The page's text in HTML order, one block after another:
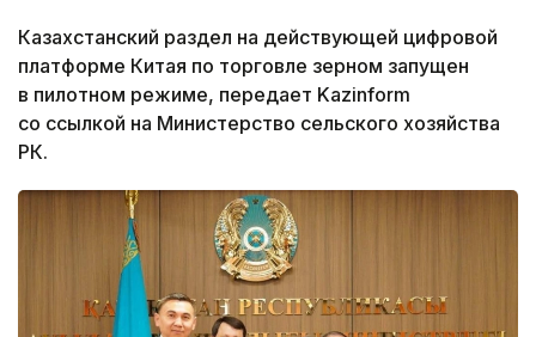
Казахстанский раздел на действующей цифровой
платформе Китая по торговле зерном запущен
в пилотном режиме, передает Kazinform
со ссылкой на Министерство сельского хозяйства
РК.